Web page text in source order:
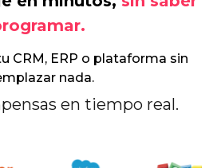
Descubre cómo